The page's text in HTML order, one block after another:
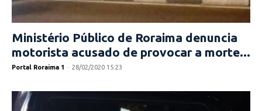
Ministério Público de Roraima denuncia
motorista acusado de provocar a morte...
Portal Roraima 1 - 28/02/2020 15:23